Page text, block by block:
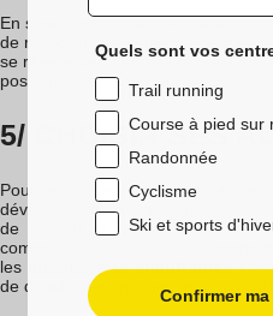
En shoefitting – c’est-à-dire sur
de randonnée – la marge pour
se révèle bien plus restreinte.
possibles, sur la largeur de celle-ci,
5/ CHOISIR SES
Pour prolonger cette démarche
développé toute une gamme de
de confort et de performance.
comme les
les
chaussettes chauffantes
de détails mais qui peuvent en
Quels sont vos
Trail running
Course à pied sur
Randonnée
Cyclisme
Ski et sports
Confirmer